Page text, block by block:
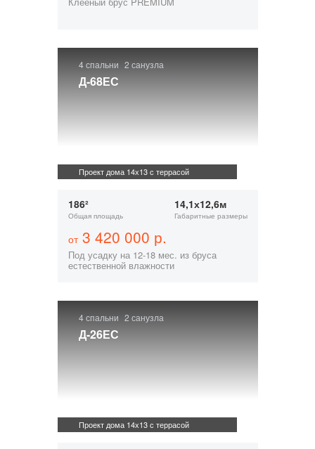
4 спальни 2 санузла
Д-68ЕС
Проект дома 14х13 с террасой
186²
Общая площадь
14,1х12,6м
Габаритные размеры
от3 420 000 р.
Под усадку на 12-18 мес. из бруса
естественной влажности
4 спальни 2 санузла
Д-26ЕС
Проект дома 14х13 с террасой